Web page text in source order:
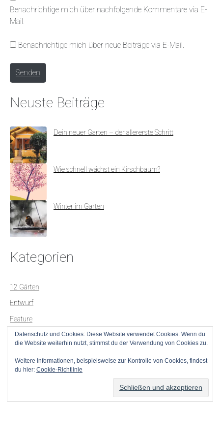
l
*
s
i
e
Benachrichtige mich über nachfolgende Kommentare via E-
Mail.
Benachrichtige mich über neue Beiträge via E-Mail.
Senden
Neuste Beiträge
Dein neuer Garten – der allererste Schritt
Wie schnell wächst ein Kirschbaum?
Winter im Garten
Kategorien
12 Gärten
Entwurf
Feature
Klassiker
Kontrovers
Datenschutz und Cookies: Diese Website verwendet Cookies. Wenn du
die Website weiterhin nutzt, stimmst du der Verwendung von Cookies zu.
Weitere Informationen, beispielsweise zur Kontrolle von Cookies, findest
du hier: Cookie-Richtlinie